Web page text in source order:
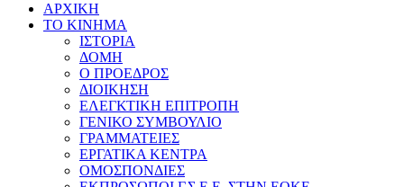
ΑΡΧΙΚΗ
ΤΟ ΚΙΝΗΜΑ
ΙΣΤΟΡΙΑ
ΔΟΜΗ
Ο ΠΡΟΕΔΡΟΣ
ΔΙΟΙΚΗΣΗ
ΕΛΕΓΚΤΙΚΗ ΕΠΙΤΡΟΠΗ
ΓΕΝΙΚΟ ΣΥΜΒΟΥΛΙΟ
ΓΡΑΜΜΑΤΕΙΕΣ
ΕΡΓΑΤΙΚΑ ΚΕΝΤΡΑ
ΟΜΟΣΠΟΝΔΙΕΣ